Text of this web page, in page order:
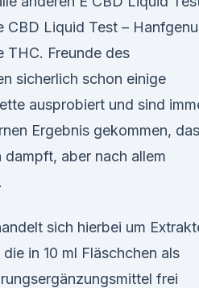
CBD Liquid Test –
THC. Freunde des
sicherlich schon einige
ausprobiert und sind
Ergebnis gekommen,
aber nach allem
sich hierbei um
die in 10 ml Fläschchen als
frei